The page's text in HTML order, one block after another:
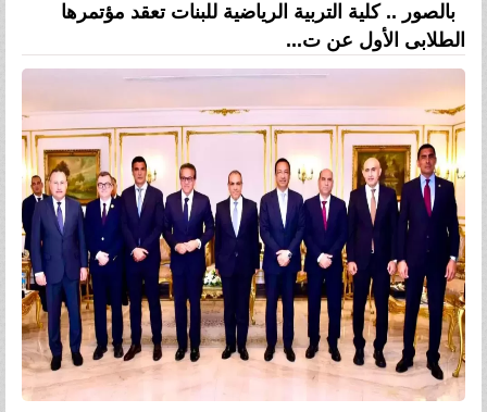
بالصور .. كلية التربية الرياضية للبنات تعقد مؤتمرها
الطلابى الأول عن ت...